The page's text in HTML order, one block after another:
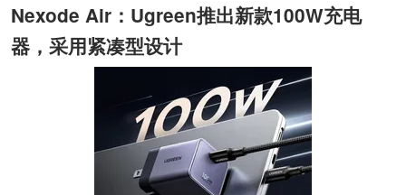
Nexode Air：Ugreen推出新款100W充电
器，采用紧凑型设计